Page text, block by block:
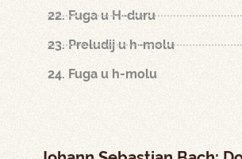
22. Fuga u H-duru
23. Preludij u h-molu
24. Fuga u h-molu